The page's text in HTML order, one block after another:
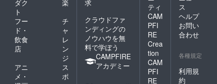
ダク
ト
楽
フー
ド・
飲食
店
チ
ャ
レ
ン
ジ
アニ
メ・
ス
ポ
求
クラウドファ
ンディングの
ノウハウを無
料で学ぼう
CAMPFIRE
アカデミー
ティ
CAM
PFI
RE
Crea
tion
CAM
PFI
RE
ス
ヘルプ
お問い
合わせ
各種規定
利用規
約